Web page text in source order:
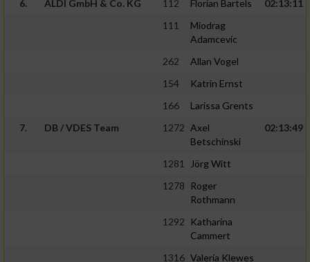
6.
ALDI GmbH & Co. KG 112 Florian Bartels
02:13:11
111
Miodrag
Adamcevic
262
Allan Vogel
154
Katrin Ernst
166
Larissa Grents
7.
DB / VDES Team 1272 Axel
Betschinski
02:13:49
1281
Jörg Witt
1278
Roger
Rothmann
1292
Katharina
Cammert
1316 Valeria Klewes